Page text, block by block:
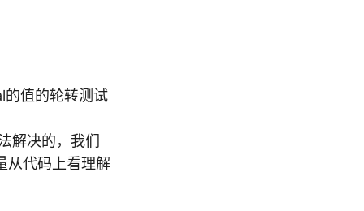
值的轮转测试
解决的，我们
从代码上看理解